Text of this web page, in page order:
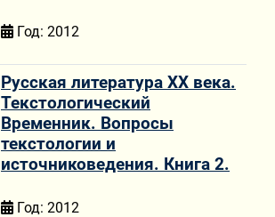
Год: 2012
Русская литература ХХ века.
Текстологический
Временник. Вопросы
текстологии и
источниковедения. Книга 2.
Год: 2012